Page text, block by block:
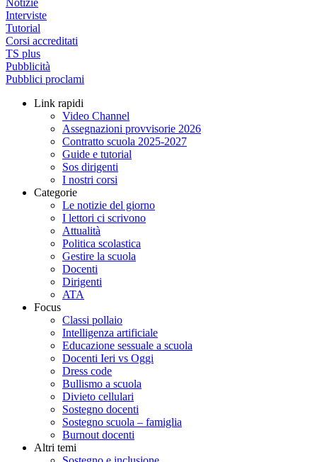
Notizie
Interviste
Tutorial
Corsi accreditati
TS plus
Pubblicità
Pubblici proclami
Link rapidi
Video Channel
Assegnazioni provvisorie 2026
Contratto scuola 2025-2027
Guide e tutorial
Sos dirigenti
I nostri corsi
Categorie
Le notizie del giorno
I lettori ci scrivono
Attualità
Politica scolastica
Gestire la scuola
Docenti
Dirigenti
ATA
Focus
Classi pollaio
Intelligenza artificiale
Educazione sessuale a scuola
Docenti Ieri vs Oggi
Dress code
Bullismo a scuola
Divieto cellulari
Sostegno docenti
Sostegno scuola – famiglia
Burnout docenti
Altri temi